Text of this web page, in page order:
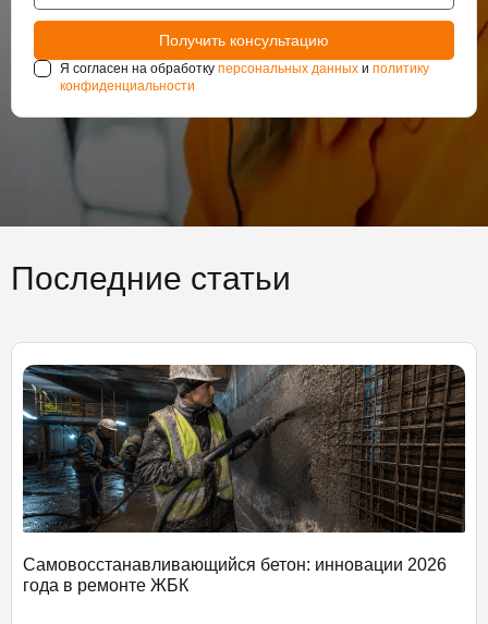
Я согласен на обработку персональных данных и политику
конфиденциальности
Последние статьи
Самовосстанавливающийся бетон: инновации 2026
года в ремонте ЖБК